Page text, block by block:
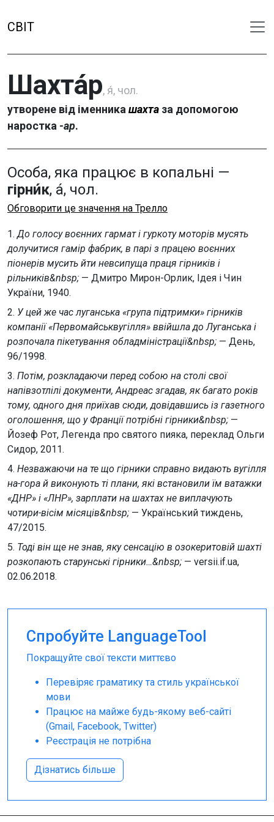
СВІТ
Шахта́р, я́, чол.
утворене від іменника шахта за допомогою
наростка -ар.
Особа, яка працює в копальні —
гірни́к, а́, чол.
Обговорити це значення на Трелло
1.До голосу воєнних гармат і гуркоту моторів мусять
долучитися гамір фабрик, в парі з працею воєнних
піонерів мусить йти невсипуща праця гірників і
рільників&nbsp; — Дмитро Мирон-Орлик, Ідея і Чин
України, 1940.
2. У цей же час луганська «група підтримки» гірників
компанії «Первомайськвугілля» ввійшла до Луганська і
розпочала пікетування обладміністрації&nbsp; — День,
96/1998.
3. Потім, розкладаючи перед собою на столі свої
напівзотлілі документи, Андреас згадав, як багато років
тому, одного дня приїхав сюди, довідавшись із газетного
оголошення, що у Франції потрібні гірники&nbsp; —
Йозеф Рот, Легенда про святого пияка, переклад Ольги
Сидор, 2011.
4. Незважаючи на те що гірники справно видають вугілля
на-гора й виконують ті плани, які встановили їм ватажки
«ДНР» і «ЛНР», зарплати на шахтах не виплачують
чотири-вісім місяців&nbsp; — Український тиждень,
47/2015.
5. Тоді він ще не знав, яку сенсацію в озокеритовій шахті
розкопають старунські гірники…&nbsp; — versii.if.ua,
02.06.2018.
Спробуйте LanguageTool
Покращуйте свої тексти миттєво
Перевіряє граматику та стиль української
мови
Працює на майже будь-якому веб-сайті
(Gmail, Facebook, Twitter)
Реєстрація не потрібна
Дізнатись більше